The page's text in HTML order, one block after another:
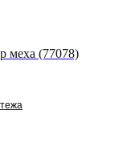
меха (77078)